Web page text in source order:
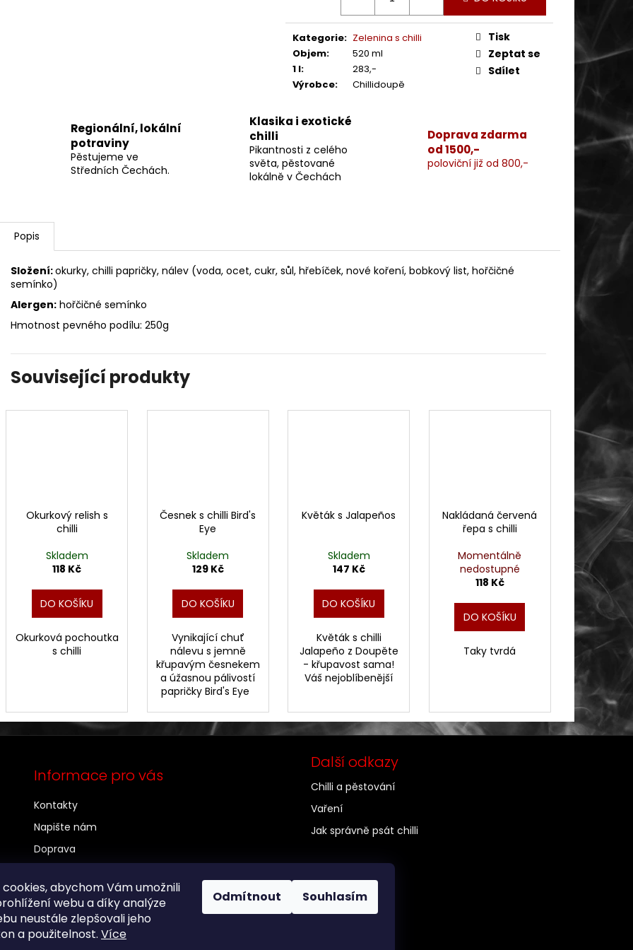
abychom Vám umožnili
webu a díky analýze
neustále zlepšovali jeho
a použitelnost. Více
Odmítnout Souhlasím
Kategorie: Zelenina s chilli
Objem:
520 ml
1 l:
283,-
Výrobce: Chillidoupě
Tisk
Zeptat se
Sdílet
Regionální, lokální
potraviny
Pěstujeme ve
Středních Čechách.
Klasika i exotické
chilli
Pikantnosti z celého
světa, pěstované
lokálně v Čechách
Doprava zdarma
od 1500,-
poloviční již od 800,-
Popis
Složení:okurky, chilli papričky, nálev (voda, ocet, cukr, sůl, hřebíček, nové koření, bobkový list, hořčičné
semínko)
Alergen: hořčičné semínko
Hmotnost pevného podílu: 250g
Související produkty
Okurkový relish s
chilli
Skladem
118 Kč
DO KOŠÍKU
Okurková pochoutka
s chilli
Česnek s chilli Bird's
Eye
Skladem
129 Kč
DO KOŠÍKU
Vynikající chuť
nálevu s jemně
křupavým česnekem
a úžasnou pálivostí
papričky Bird's Eye
Květák s Jalapeños
Skladem
147 Kč
DO KOŠÍKU
Květák s chilli
Jalapeño z Doupěte
- křupavost sama!
Váš nejoblíbenější
Nakládaná červená
řepa s chilli
Momentálně
nedostupné
118 Kč
DO KOŠÍKU
Taky tvrdá
Informace pro vás
Kontakty
Napište nám
Doprava
O nás
Obchodní podmínky
Podmínky ochrany osobních údajů
Další odkazy
Chilli a pěstování
Vaření
Jak správně psát chilli